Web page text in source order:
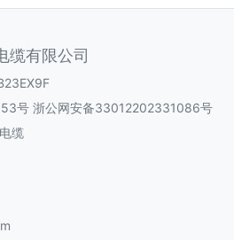
缆有限公司
号 浙公网安备33012202331086号
缆